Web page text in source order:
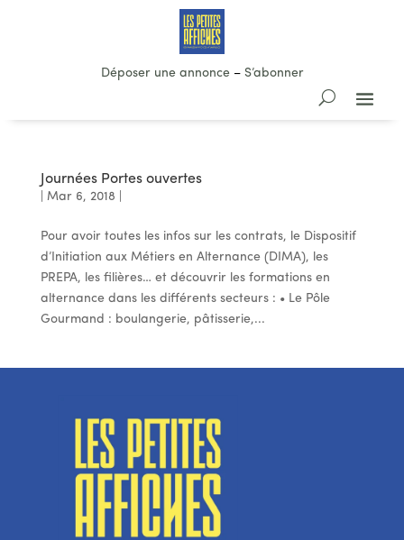
Déposer une annonce– S’abonner
Journées Portes ouvertes
Mar 6, 2018
Pour avoir toutes les infos sur les contrats, le Dispositif
d’Initiation aux Métiers en Alternance (DIMA), les
PREPA, les filières… et découvrir les formations en
alternance dans les différents secteurs : • Le Pôle
Gourmand : boulangerie, pâtisserie,...